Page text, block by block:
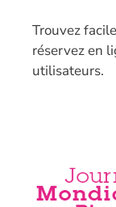
Trouvez
réservez en
utilisateurs.